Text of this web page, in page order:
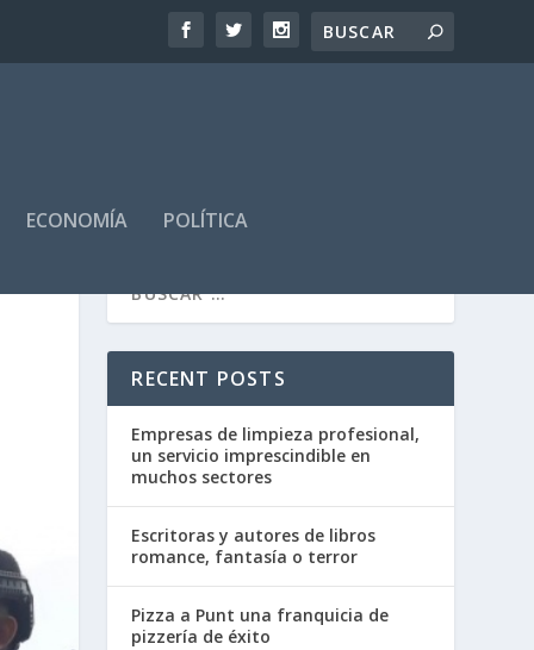
ECONOMÍA POLÍTICA
RECENT POSTS
Empresas de limpieza profesional,
un servicio imprescindible en
muchos sectores
Escritoras y autores de libros
romance, fantasía o terror
Pizza a Punt una franquicia de
pizzería de éxito